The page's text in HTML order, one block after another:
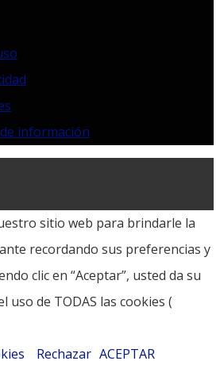
información
sitio web para brindarle la
recordando sus preferencias y
clic en “Aceptar”, usted da su
uso de TODAS las cookies (
Rechazar ACEPTAR